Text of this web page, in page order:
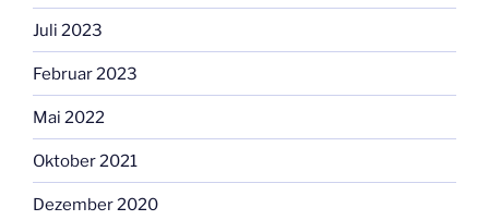
Juli 2023
Februar 2023
Mai 2022
Oktober 2021
Dezember 2020